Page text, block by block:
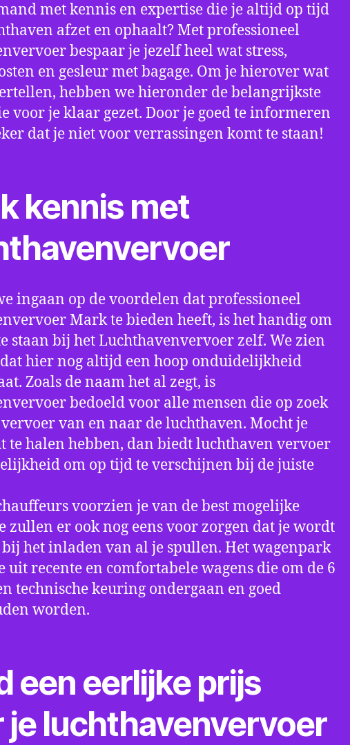
met kennis en expertise die je altijd op tijd
afzet en ophaalt? Met professioneel
bespaar je jezelf heel wat stress,
en gesleur met bagage. Om je hierover wat
hebben we hieronder de belangrijkste
voor je klaar gezet. Door je goed te informeren
dat je niet voor verrassingen komt te staan!
kennis met
ingaan op de voordelen dat professioneel
Mark te bieden heeft, is het handig om
staan bij het Luchthavenvervoer zelf. We zien
hier nog altijd een hoop onduidelijkheid
Zoals de naam het al zegt, is
bedoeld voor alle mensen die op zoek
van en naar de luchthaven. Mocht je
te halen hebben, dan biedt luchthaven vervoer
om op tijd te verschijnen bij de juiste
voorzien je van de best mogelijke
zullen er ook nog eens voor zorgen dat je wordt
het inladen van al je spullen. Het wagenpark
uit recente en comfortabele wagens die om de 6
technische keuring ondergaan en goed
worden.
een eerlijke prijs
je luchthavenvervoer